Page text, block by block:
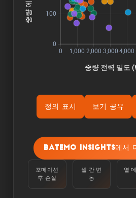
정의 표시 보기 공유
용량은 주변 온도 25°C에서
C/10으로 하한 전압에 도달
하여 측정합니다.
ýùÉÙäêýºÇ:
Batemo Insights에서
포메이션
후 손실
셀 간 변
동
열